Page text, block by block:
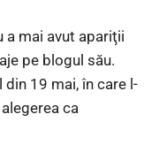
a mai avut apariţii
pe blogul său.
19 mai, în care l-
ca